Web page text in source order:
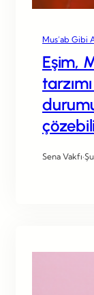
Mus’ab Gibi
Eşim,
Sena Vakfı·